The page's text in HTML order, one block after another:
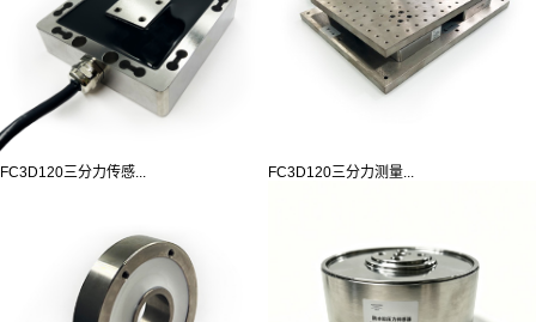
FC3D120三分力传感... FC3D120三分力测量...